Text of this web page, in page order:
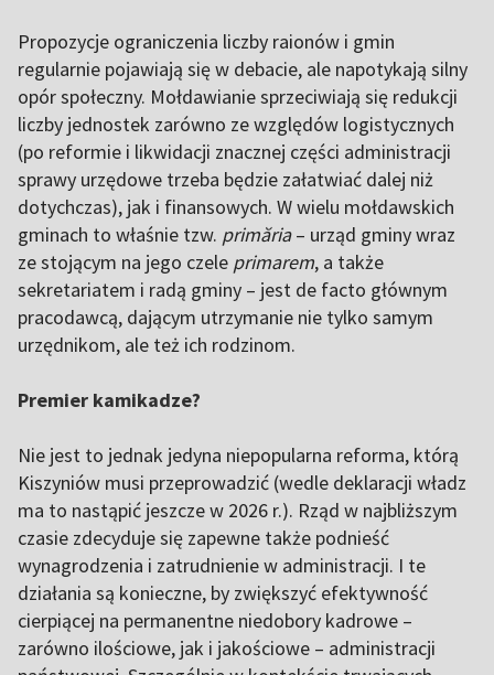
Propozycje ograniczenia liczby raionów i gmin
regularnie pojawiają się w debacie, ale napotykają silny
opór społeczny. Mołdawianie sprzeciwiają się redukcji
liczby jednostek zarówno ze względów logistycznych
(po reformie i likwidacji znacznej części administracji
sprawy urzędowe trzeba będzie załatwiać dalej niż
dotychczas), jak i finansowych. W wielu mołdawskich
gminach to właśnie tzw. primăria– urząd gminy wraz
ze stojącym na jego czele primarem, a także
sekretariatem i radą gminy – jest de facto głównym
pracodawcą, dającym utrzymanie nie tylko samym
urzędnikom, ale też ich rodzinom.
Premier kamikadze?
Nie jest to jednak jedyna niepopularna reforma, którą
Kiszyniów musi przeprowadzić (wedle deklaracji władz
ma to nastąpić jeszcze w 2026 r.). Rząd w najbliższym
czasie zdecyduje się zapewne także podnieść
wynagrodzenia i zatrudnienie w administracji. I te
działania są konieczne, by zwiększyć efektywność
cierpiącej na permanentne niedobory kadrowe –
zarówno ilościowe, jak i jakościowe – administracji